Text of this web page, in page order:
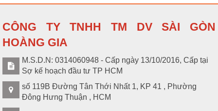
CÔNG TY TNHH TM DV SÀI GÒN
HOÀNG GIA
M.S.D.N: 0314060948 - Cấp ngày 13/10/2016, Cấp tại
Sợ kế hoạch đầu tư TP HCM
số 119B Đường Tân Thới Nhất 1, KP 41 , Phường
Đông Hưng Thuận , HCM